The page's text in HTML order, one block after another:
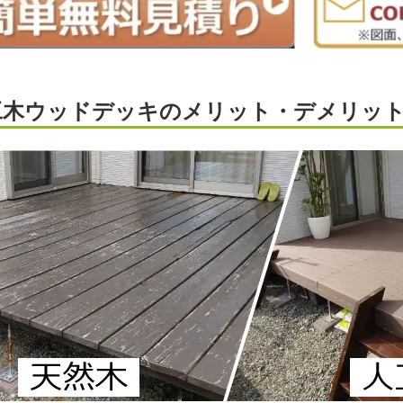
ウッドデッキのメリット・デメリッ